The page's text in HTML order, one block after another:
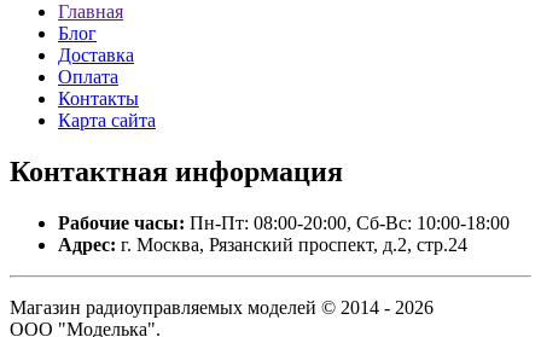
Главная
Блог
Доставка
Оплата
Контакты
Карта сайта
Контактная информация
Рабочие часы: Пн-Пт: 08:00-20:00, Сб-Вс: 10:00-18:00
Адрес: г. Москва, Рязанский проспект, д.2, стр.24
Магазин радиоуправляемых моделей © 2014 - 2026
ООО "Моделька".